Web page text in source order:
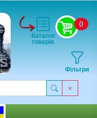
0
Фільтри
Каталог
товарів